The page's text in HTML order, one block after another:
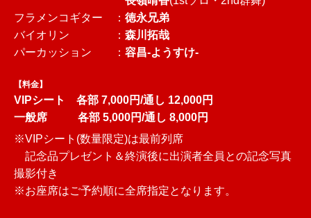
フラメンコギター ： 徳永兄弟
バイオリン ： 森川拓哉
パーカッション ： 容昌-ようすけ-
【料金】
VIPシート 各部 7,000円/通し 12,000円
一般席 各部 5,000円/通し 8,000円
※VIPシート(数量限定)は最前列席
記念品プレゼント＆終演後に出演者全員との記念写真
撮影付き
※お座席はご予約順に全席指定となります。